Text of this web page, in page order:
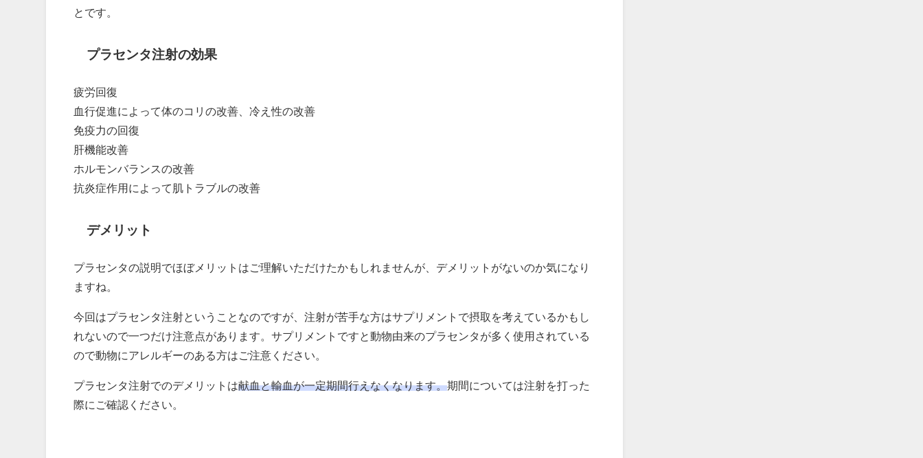
とです。
プラセンタ注射の効果
疲労回復
血行促進によって体のコリの改善、冷え性の改善
免疫力の回復
肝機能改善
ホルモンバランスの改善
抗炎症作用によって肌トラブルの改善
デメリット
プラセンタの説明でほぼメリットはご理解いただけたかもしれませんが、デメリットがないのか気になり
ますね。
今回はプラセンタ注射ということなのですが、注射が苦手な方はサプリメントで摂取を考えているかもし
れないので一つだけ注意点があります。サプリメントですと動物由来のプラセンタが多く使用されている
ので動物にアレルギーのある方はご注意ください。
プラセンタ注射でのデメリットは献血と輸血が一定期間行えなくなります。期間については注射を打った
際にご確認ください。